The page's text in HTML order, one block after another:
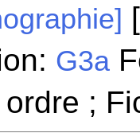
G3a
ordre ;